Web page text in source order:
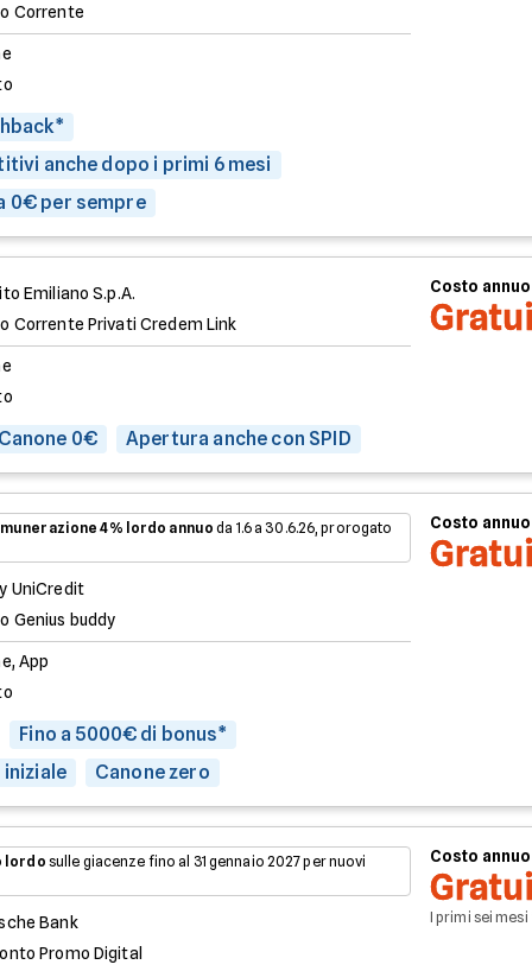
Corrente
anche dopo i primi 6 mesi
0€ per sempre
Emiliano S.p.A.
Corrente Privati Credem Link
0€ Apertura anche con SPID
Costo annuo
4% lordo annuo da 1.6 a 30.6.26, prorogato
UniCredit
Genius buddy
App
Fino a 5000€ di bonus*
Canone zero
Costo annuo
lordo sulle giacenze fino al 31 gennaio 2027 per nuovi
Bank
Promo Digital
Costo annuo
I primi sei